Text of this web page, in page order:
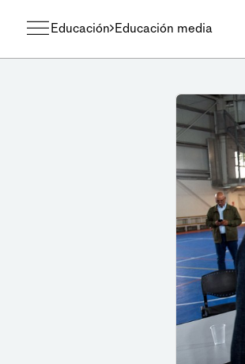
Educación Educación media